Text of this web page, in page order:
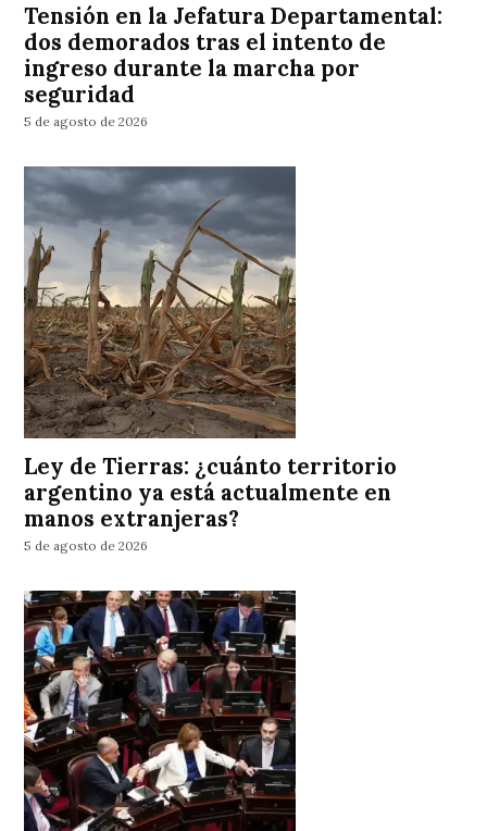
Tensión en la Jefatura Departamental:
dos demorados tras el intento de
ingreso durante la marcha por
seguridad
5 de agosto de 2026
Ley de Tierras: ¿cuánto territorio
argentino ya está actualmente en
manos extranjeras?
5 de agosto de 2026